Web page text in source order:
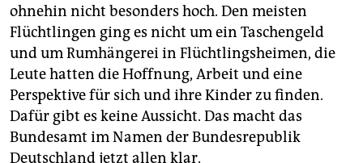
ohnehin nicht besonders hoch. Den meisten
Flüchtlingen ging es nicht um ein Taschengeld
und um Rumhängerei in Flüchtlingsheimen, die
Leute hatten die Hoffnung, Arbeit und eine
Perspektive für sich und ihre Kinder zu finden.
Dafür gibt es keine Aussicht. Das macht das
Bundesamt im Namen der Bundesrepublik
Deutschland jetzt allen klar.